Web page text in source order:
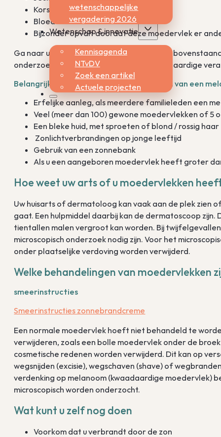
wetenschappelijke
vergadering 2026
Wetenschap & innovatie
Kennisagenda
NTvDV
Zoek een artikel
Actuele projecten
Korstjes vertoont
Bloedt
Bijzonder opvalt doordat deze moedervlek er
Ga naar uw arts, zeker als er 2 of meer van
onderzoeken of er sprake is van een kwaadaardige
Belangrijke risicofactoren voor het krijgen van een
Erfelijke aanleg, als meerdere familieleden een
Veel (meer dan 100) gewone moedervlekken of 5
Een bleke huid, met sproeten of blond / rossig haar
Zonlichtverbrandingen op jonge leeftijd
Gebruik van een zonnebank
Als u een aangeboren moedervlek heeft groter
Hoe weet uw arts of u moedervlekken
Uw huisarts of dermatoloog kan vaak aan de plek zien
gaat. Een hulpmiddel daarbij kan de dermatoscoop
tientallen malen vergroot kan worden. Bij
microscopisch onderzoek nodig zijn. Voor het
onder plaatselijke verdoving worden verwijderd.
Welke behandelingen van moedervlekken
smeerinstructies
Smeerinstructies zonnebrandcreme
Een normale moedervlek hoeft niet behandeld te
verwijderen, zoals een bolle moedervlek onder de
cosmetische redenen worden verwijderd. Dit kan op
wegsnijden (excisie), wegschaven (shave) of
verdenking op melanoom (kwaadaardige moedervlek)
microscopisch worden onderzocht.
Wat kunt u zelf nog doen
Voorkom dat u verbrandt door de zon